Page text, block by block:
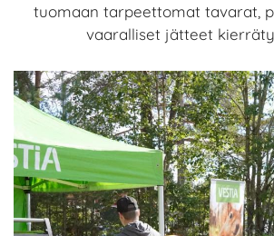
tuomaan tarpeettomat tavarat,
vaaralliset jätteet